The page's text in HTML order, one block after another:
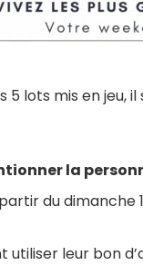
5 lots mis en
la
du dimanche
utiliser leur bon